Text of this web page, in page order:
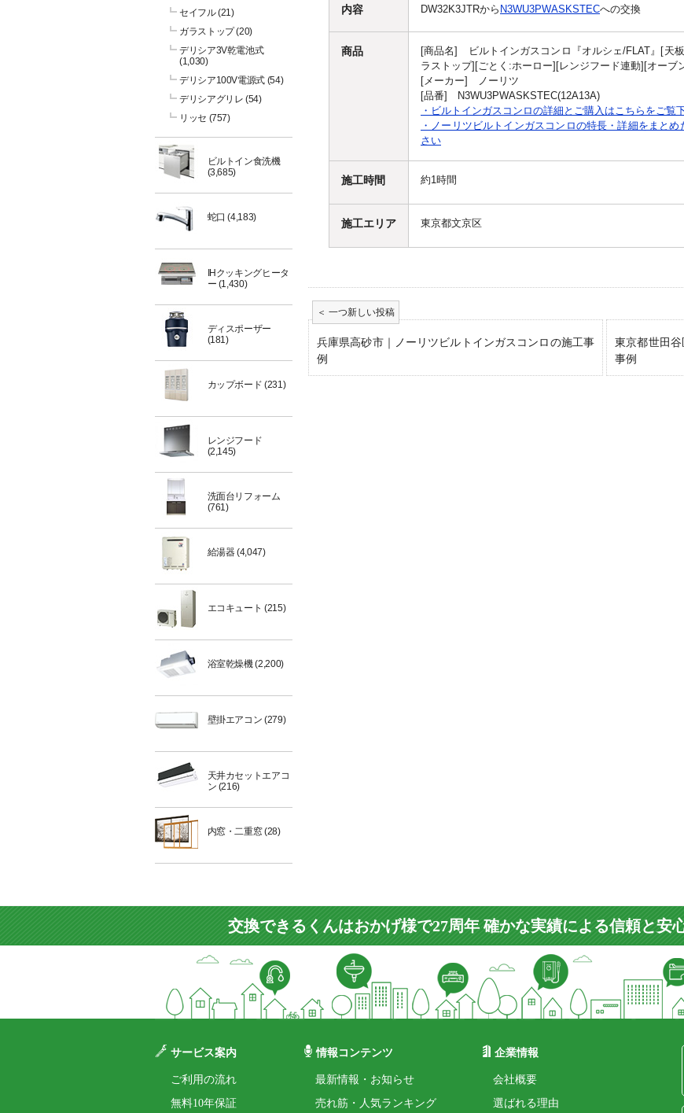
セイフル(21)
ガラストップ(20)
デリシア3V乾電池式
(1,030)
デリシア100V電源式 (54)
デリシアグリレ (54)
リッセ (757)
ビルトイン食洗機
(3,685)
蛇口 (4,183)
IHクッキングヒータ
ー (1,430)
ディスポーザー
(181)
カップボード (231)
レンジフード
(2,145)
洗面台リフォーム
(761)
給湯器(4,047)
エコキュート (215)
浴室乾燥機(2,200)
壁掛エアコン (279)
天井カセットエアコ
ン (216)
内窓・二重窓(28)
内容 DW32K3JTRから N3WU3PWASKSTECへの交換
商品
[商品名] ビルトインガスコンロ『オルシェ/FLAT』[天
ラストップ][ごとく:ホーロー][レンジフード連動][オーブ
[メーカー] ノーリツ
[品番] N3WU3PWASKSTEC(12A13A)
・ビルトインガスコンロの詳細とご購入はこちらをご覧
・ノーリツビルトインガスコンロの特長・詳細をまと
さい
施工時間 約1時間
施工エリア 東京都文京区
兵庫県高砂市｜ノーリツビルトインガスコンロの施工事
例
東京都世田
事例
交換できるくんはおかげ様で27周年 確かな実績による信頼と安
サービス案内
ご利用の流れ
無料10年保証
情報コンテンツ
最新情報・お知らせ
売れ筋・人気ランキング
企業情報
会社概要
選ばれる理由